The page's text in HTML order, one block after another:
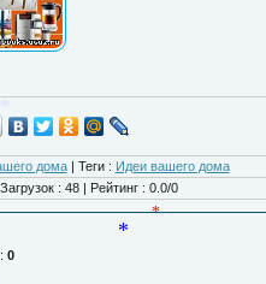
дома | Теги : Идеи вашего дома
Загрузок : 48 | Рейтинг : 0.0/0
: 0